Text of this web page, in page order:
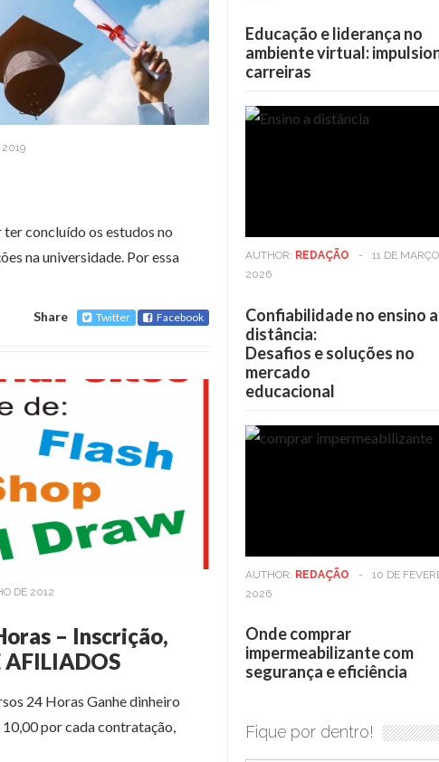
2019
concluído os estudos no
na universidade. Por essa
Share Twitter Facebook
DE 2012
– Inscrição,
AFILIADOS
24 Horas Ganhe dinheiro
por cada contratação,
Educação e liderança no
ambiente virtual:
carreiras
AUTHOR: REDAÇÃO -
11 DE
2026
Confiabilidade no ensino a
distância:
Desafios e soluções no
mercado
educacional
AUTHOR: REDAÇÃO -
10 DE
2026
Onde comprar
impermeabilizante com
segurança e eficiência
Fique por dentro!
Viver em
benefícios